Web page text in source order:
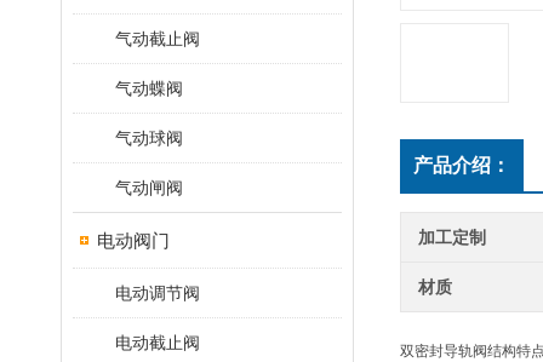
气动截止阀
气动蝶阀
气动球阀
气动闸阀
电动阀门
电动调节阀
电动截止阀
产品介绍：
加工定制
材质
双密封导轨阀结构特